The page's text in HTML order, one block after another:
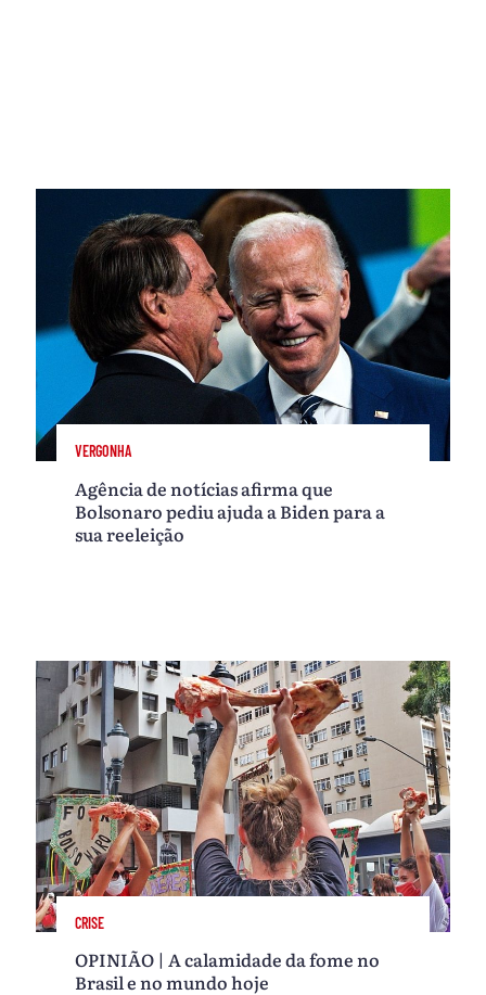
VERGONHA
Agência de notícias afirma que
Bolsonaro pediu ajuda a Biden para a
sua reeleição
CRISE
OPINIÃO | A calamidade da fome no
Brasil e no mundo hoje